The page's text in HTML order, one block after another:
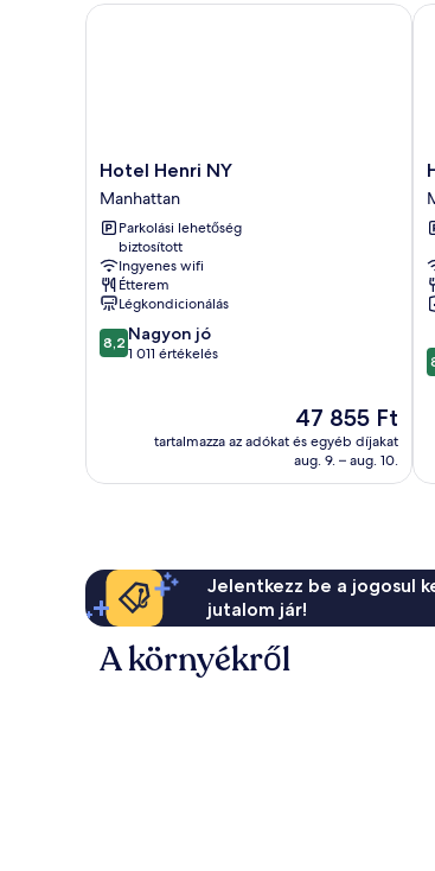
Hotel
Henri
NY
Manhattan
Hotel Henri NY
Manhattan
Parkolási lehetőség
biztosított
Ingyenes wifi
Étterem
Légkondicionálás
8.2
ennyiből:
8,2 Nagyon jó
1 011 értékelés
Az
ár
47 855 Ft
47 855 Ft
tartalmazza az adókat és egyéb díjakat
aug. 9. – aug. 10.
Hotel Henri NY
Jelentkezz be a jogosul
jutalom jár!
A környékről